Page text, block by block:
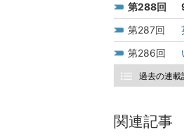
288
287
286
過去の連載
関連記事